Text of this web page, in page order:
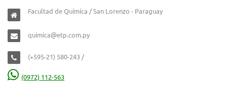
Facultad de Química / San Lorenzo - Paraguay
quimica@etp.com.py
(+595-21) 580-243 /
(0972) 112-563